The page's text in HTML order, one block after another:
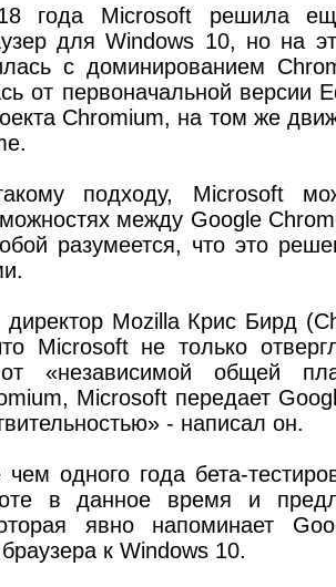
года Microsoft решила
для Windows 10, но на
с доминированием
от первоначальной версии
Chromium, на том же
подходу, Microsoft
между Google
разумеется, что это
директор Mozilla Крис Бирд
Microsoft не только
от «независимой общей
Microsoft передает
- написал он.
одного года бета-
в данное время и
явно напоминает
к Windows 10.